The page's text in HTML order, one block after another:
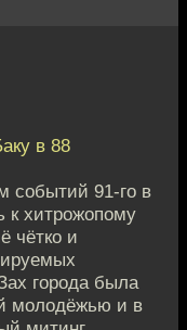
в 88
событий 91-го в
к хитрожопому
чётко и
города была
молодёжью и в